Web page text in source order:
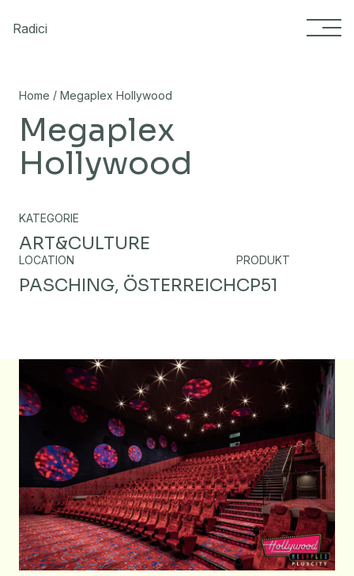
Radici
Home / Megaplex Hollywood
Megaplex
Hollywood
KATEGORIE
ART&CULTURE
LOCATION
PASCHING, ÖSTERREICH
PRODUKT
CP51